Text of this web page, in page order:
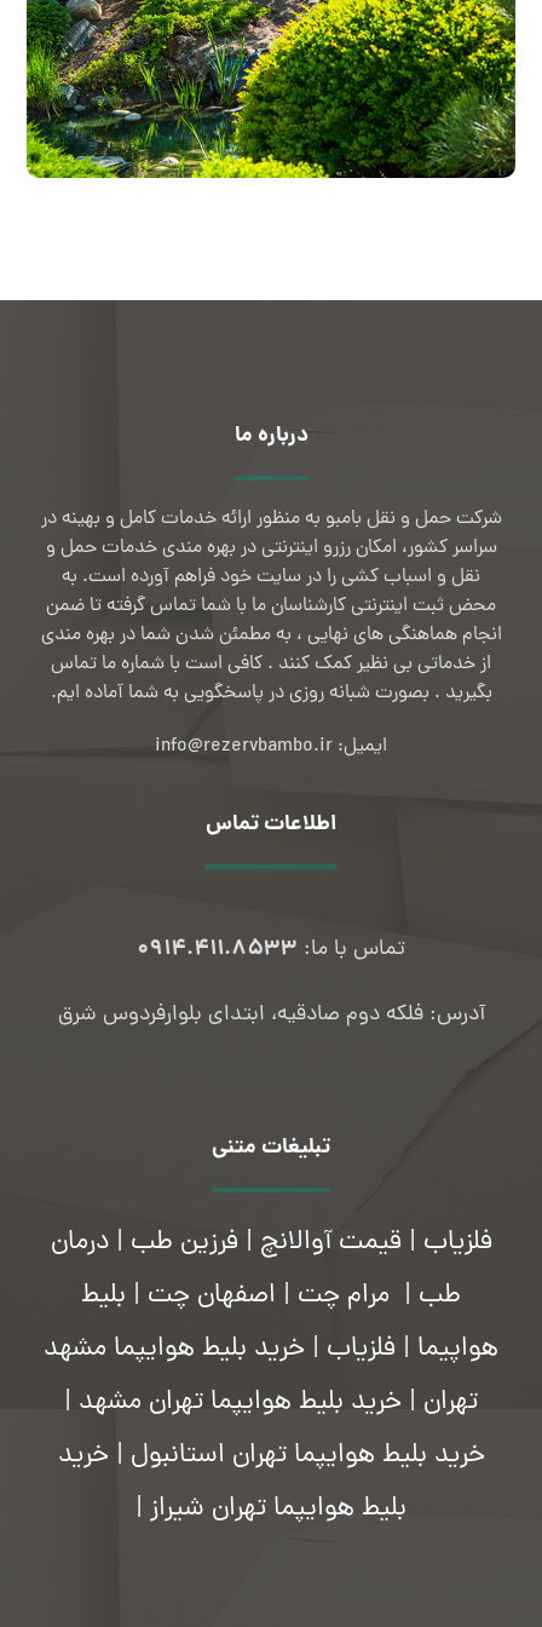
درباره ما
شرکت حمل و نقل بامبو به منظور ارائه خدمات کامل و بهینه در
سراسر کشور، امکان رزرو اینترنتی در بهره مندی خدمات حمل و
نقل و اسباب کشی را در سایت خود فراهم آورده است. به
محض ثبت اینترنتی کارشناسان ما با شما تماس گرفته تا ضمن
انجام هماهنگی های نهایی ، به مطمئن شدن شما در بهره مندی
از خدماتی بی نظیر کمک کنند . کافی است با شماره ما تماس
بگیرید . بصورت شبانه روزی در پاسخگویی به شما آماده ایم.
ایمیل: info@rezervbambo.ir
اطلاعات تماس
تماس با ما: ۰۹۱۴.۴۱۱.۸۵۳۳
آدرس: فلکه دوم صادقیه، ابتدای بلوارفردوس شرق
تبلیغات متنی
فلزیاب | قیمت آوالانچ | فرزین طب |درمان
طب | مرام چت | اصفهان چت | بلیط
هواپیما | فلزیاب | خرید بلیط هوایپما مشهد
تهران | خرید بلیط هوایپما تهران مشهد |
خرید بلیط هوایپما تهران استانبول | خرید
بلیط هوایپما تهران شیراز |